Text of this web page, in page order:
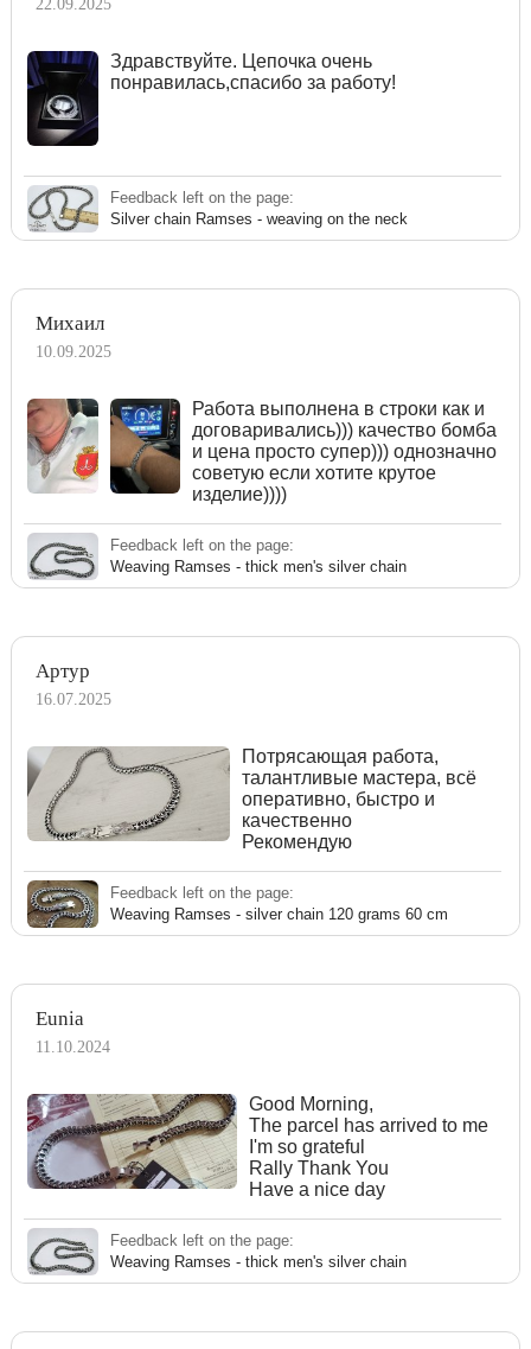
22.09.2025
Здравствуйте. Цепочка очень
понравилась,спасибо за работу!
Feedback left on the page:
Silver chain Ramses - weaving on the neck
Михаил
10.09.2025
Работа выполнена в строки как и
договаривались))) качество бомба
и цена просто супер))) однозначно
советую если хотите крутое
изделие))))
Feedback left on the page:
Weaving Ramses - thick men's silver chain
Артур
16.07.2025
Потрясающая работа,
талантливые мастера, всё
оперативно, быстро и
качественно
Рекомендую
Feedback left on the page:
Weaving Ramses - silver chain 120 grams 60 cm
Eunia
11.10.2024
Good Morning,
The parcel has arrived to me
I'm so grateful
Rally Thank You
Have a nice day
Feedback left on the page:
Weaving Ramses - thick men's silver chain